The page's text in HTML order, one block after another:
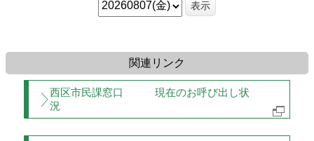
表示
関連リンク
西区市民課窓口 現在のお呼び出し状
況